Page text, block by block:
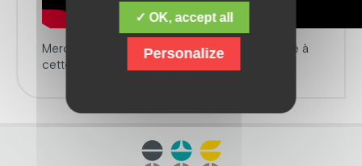
Merci à toutes les personnes qui ont contribué à
cette belle aventure.
✓ OK, accept all
Personalize